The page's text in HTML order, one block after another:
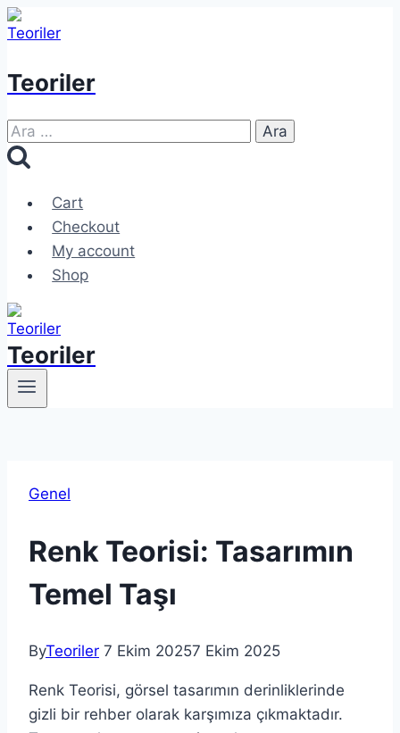
Skip
to
Teoriler
Arama:
Cart
Checkout
My account
Shop
Teoriler
Genel
Renk Teorisi: Tasarımın
Temel Taşı
ByTeoriler 7 Ekim 20257 Ekim 2025
Renk Teorisi, görsel tasarımın derinliklerinde
gizli bir rehber olarak karşımıza çıkmaktadır.